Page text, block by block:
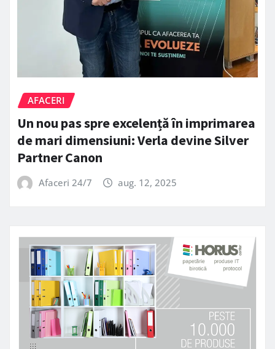
AFACERI
Un nou pas spre excelență în imprimarea
de mari dimensiuni: Verla devine Silver
Partner Canon
Afaceri 24/7 aug. 12, 2025